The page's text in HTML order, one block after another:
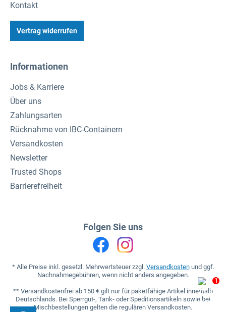
Kontakt
Vertrag widerrufen
Informationen
Jobs & Karriere
Über uns
Zahlungsarten
Rücknahme von IBC-Containern
Versandkosten
Newsletter
Trusted Shops
Barrierefreiheit
Folgen Sie uns
* Alle Preise inkl. gesetzl. Mehrwertsteuer zzgl. Versandkostenund ggf.
Nachnahmegebühren, wenn nicht anders angegeben.
** Versandkostenfrei ab 150 € gilt nur für paketfähige Artikel innerhalb
Deutschlands. Bei Sperrgut-, Tank- oder Speditionsartikeln sowie bei
Mischbestellungen gelten die regulären Versandkosten.
1